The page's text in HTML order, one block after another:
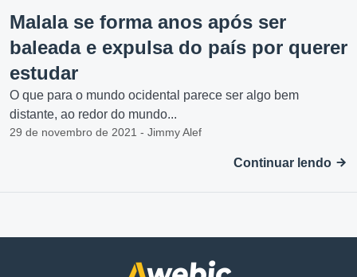
Malala se forma anos após ser
baleada e expulsa do país por querer
estudar
O que para o mundo ocidental parece ser algo bem
distante, ao redor do mundo...
29 de novembro de 2021 - Jimmy Alef
Continuar lendo